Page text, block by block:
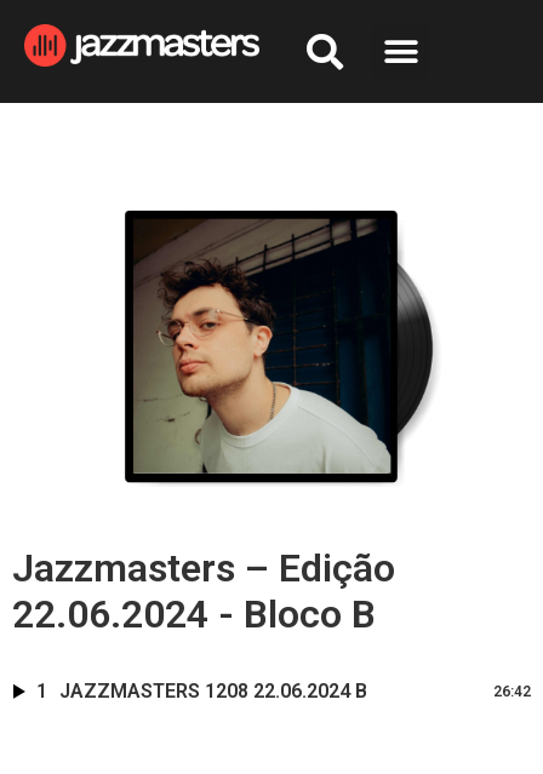
Jazzmasters – Edição
22.06.2024 - Bloco B
1 JAZZMASTERS 1208 22.06.2024 B 26:42